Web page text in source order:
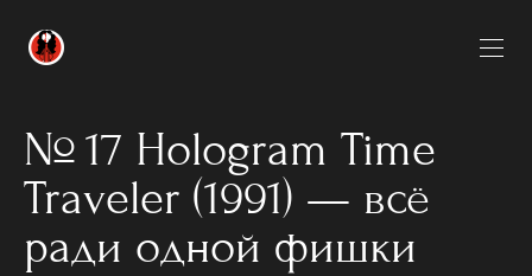
№ 17 Hologram Time
Traveler (1991) — всё
ради одной фишки